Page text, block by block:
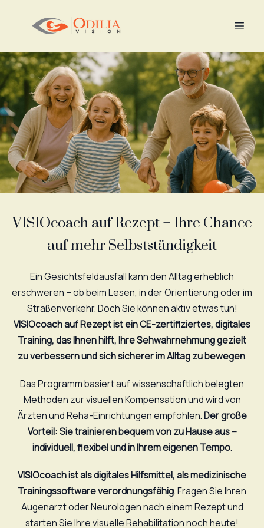
VISIOcoach auf Rezept – Ihre Chance
auf mehr Selbstständigkeit
Ein Gesichtsfeldausfall kann den Alltag erheblich
erschweren – ob beim Lesen, in der Orientierung oder im
Straßenverkehr. Doch Sie können aktiv etwas tun!
VISIOcoach auf Rezept ist ein CE-zertifiziertes, digitales
Training, das Ihnen hilft, Ihre Sehwahrnehmung gezielt
zu verbessern und sich sicherer im Alltag zu bewegen.
Das Programm basiert auf wissenschaftlich belegten
Methoden zur visuellen Kompensation und wird von
Ärzten und Reha-Einrichtungen empfohlen.Der große
Vorteil: Sie trainieren bequem von zu Hause aus –
individuell, flexibel und in Ihrem eigenen Tempo.
VISIOcoach ist als digitales Hilfsmittel, als medizinische
Trainingssoftware verordnungsfähig. Fragen Sie Ihren
Augenarzt oder Neurologen nach einem Rezept und
starten Sie Ihre visuelle Rehabilitation noch heute!